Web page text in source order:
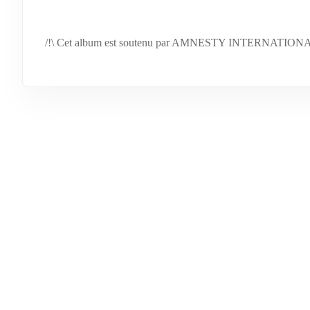
/!\ Cet album est soutenu par AMNESTY